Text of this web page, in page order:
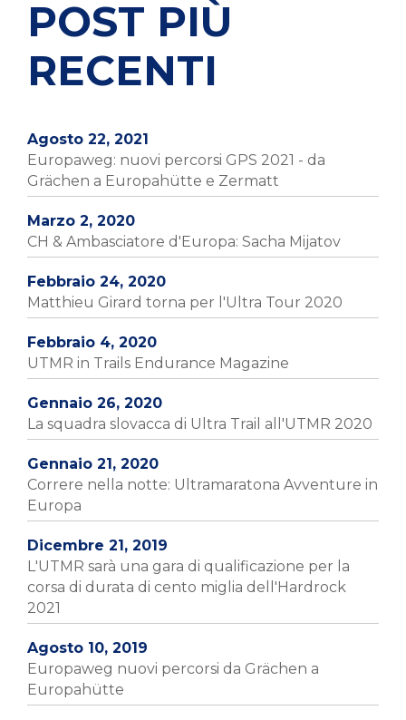
POST PIÙ
RECENTI
Agosto 22, 2021
Europaweg: nuovi percorsi GPS 2021 - da
Grächen a Europahütte e Zermatt
Marzo 2, 2020
CH & Ambasciatore d'Europa: Sacha Mijatov
Febbraio 24, 2020
Matthieu Girard torna per l'Ultra Tour 2020
Febbraio 4, 2020
UTMR in Trails Endurance Magazine
Gennaio 26, 2020
La squadra slovacca di Ultra Trail all'UTMR 2020
Gennaio 21, 2020
Correre nella notte: Ultramaratona Avventure in
Europa
Dicembre 21, 2019
L'UTMR sarà una gara di qualificazione per la
corsa di durata di cento miglia dell'Hardrock
2021
Agosto 10, 2019
Europaweg nuovi percorsi da Grächen a
Europahütte